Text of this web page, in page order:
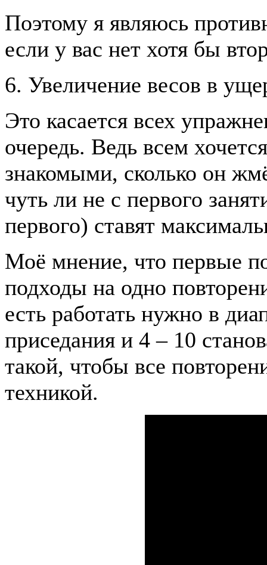
Поэтому я являюсь
если у вас нет хотя бы
6. Увеличение весов в
Это касается всех
очередь. Ведь всем
знакомыми, сколько он
чуть ли не с первого
первого) ставят
Моё мнение, что первые
подходы на одно
есть работать нужно в
приседания и 4 – 10
такой, чтобы все
техникой.